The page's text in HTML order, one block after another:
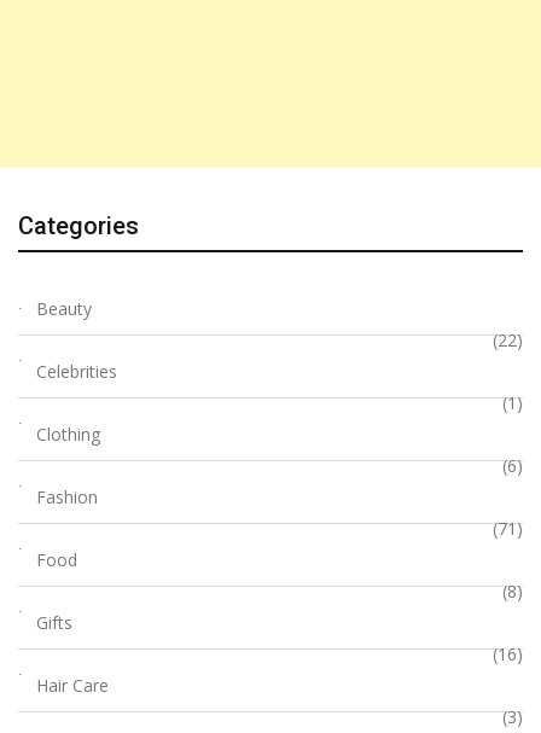
Categories
Beauty
(22)
Celebrities
(1)
Clothing
(6)
Fashion
(71)
Food
(8)
Gifts
(16)
Hair Care
(3)